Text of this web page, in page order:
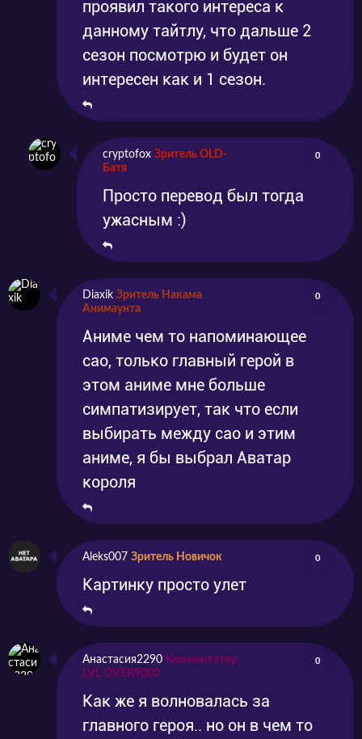
проявил такого интереса к
данному тайтлу, что дальше 2
сезон посмотрю и будет он
интересен как и 1 сезон.
cryptofox Зритель OLD-
Батя
0
Просто перевод был тогда
ужасным :)
Diaxik Зритель Накама
Анимаунта
0
Аниме чем то напоминающее
сао, только главный герой в
этом аниме мне больше
симпатизирует, так что если
выбирать между сао и этим
аниме, я бы выбрал Аватар
короля
Aleks007 Зритель Новичок 0
Картинку просто улет
Анастасия2290 Комментатор
LVL OVER9000
0
Как же я волновалась за
главного героя.. но он в чем то